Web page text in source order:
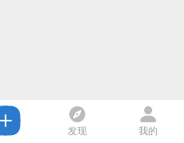
发现 我的